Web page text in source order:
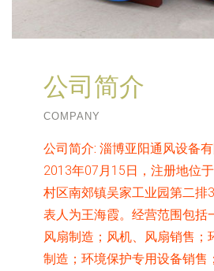
公司简介
COMPANY
公司简介: 淄博亚阳通风设备
2013年07月15日，注册地位
村区南郊镇吴家工业园第二排
表人为王海霞。经营范围包括
风扇制造；风机、风扇销售；
制造；环境保护专用设备销售